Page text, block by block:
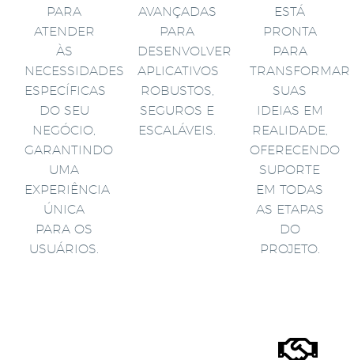
PARA
ATENDER
ÀS
NECESSIDADES
ESPECÍFICAS
DO SEU
NEGÓCIO,
GARANTINDO
UMA
EXPERIÊNCIA
ÚNICA
PARA OS
USUÁRIOS.
AVANÇADAS
PARA
DESENVOLVER
APLICATIVOS
ROBUSTOS,
SEGUROS E
ESCALÁVEIS.
ESTÁ
PRONTA
PARA
TRANSFORMAR
SUAS
IDEIAS EM
REALIDADE,
OFERECENDO
SUPORTE
EM TODAS
AS ETAPAS
DO
PROJETO.